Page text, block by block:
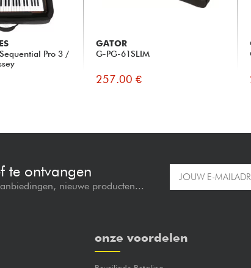
Pro 3 /
GATOR
G-PG-61SLIM
257.00 €
te ontvangen
nieuwe producten...
onze voordelen